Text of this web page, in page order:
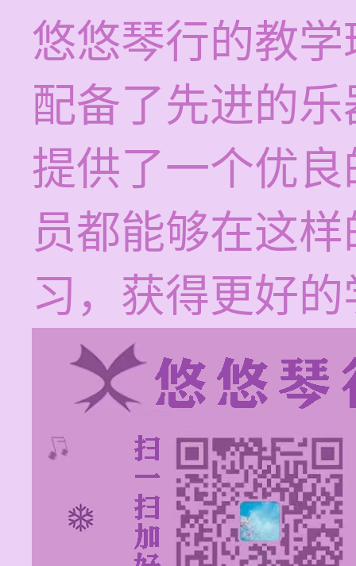
悠悠琴行的教
配备了先进的
提供了一个优
员都能够在这
习，获得更好